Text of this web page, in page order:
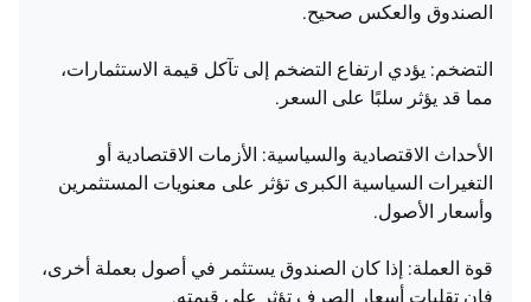
الصندوق والعكس صحيح.
التضخم: يؤدي ارتفاع التضخم إلى تآكل قيمة الاستثمارات،
مما قد يؤثر سلبًا على السعر.
الأحداث الاقتصادية والسياسية: الأزمات الاقتصادية أو
التغيرات السياسية الكبرى تؤثر على معنويات المستثمرين
وأسعار الأصول.
قوة العملة: إذا كان الصندوق يستثمر في أصول بعملة أخرى،
فإن تقلبات أسعار الصرف تؤثر على قيمته.